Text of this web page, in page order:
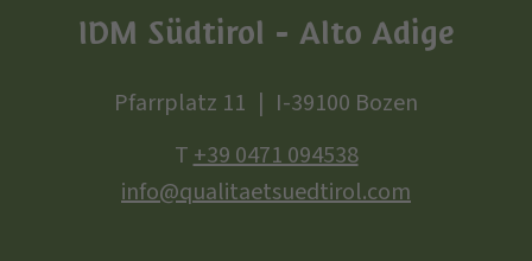
IDM Südtirol - Alto Adige
Pfarrplatz 11
I-39100 Bozen
T+39 0471 094538
info@qualitaetsuedtirol.com